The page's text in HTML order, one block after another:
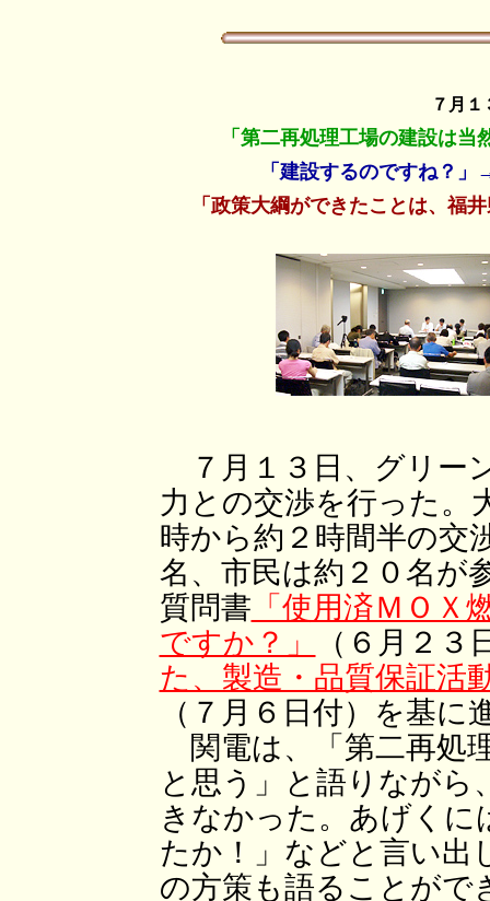
７月
「第二再処理工場の建設は
「建設するのですね？
「政策大綱ができたことは、福
７月１３日、グリー
力との交渉を行った。
時から約２時間半の交
名、市民は約２０名が
質問書 「使用済ＭＯ
ですか？」
（６月２３
た、製造・品質保証活
（７月６日付）を基に
関電は、「第二再処
と思う」と語りながら
きなかった。あげくに
たか！」などと言い出
の方策も語ることがで